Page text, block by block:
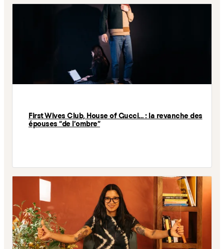
First Wives Club, House of Gucci… : la revanche des
épouses “de l’ombre”